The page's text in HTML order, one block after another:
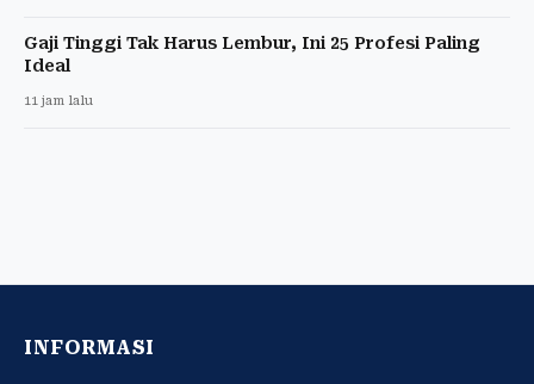
Gaji Tinggi Tak Harus Lembur, Ini 25 Profesi Paling
Ideal
11 jam lalu
INFORMASI